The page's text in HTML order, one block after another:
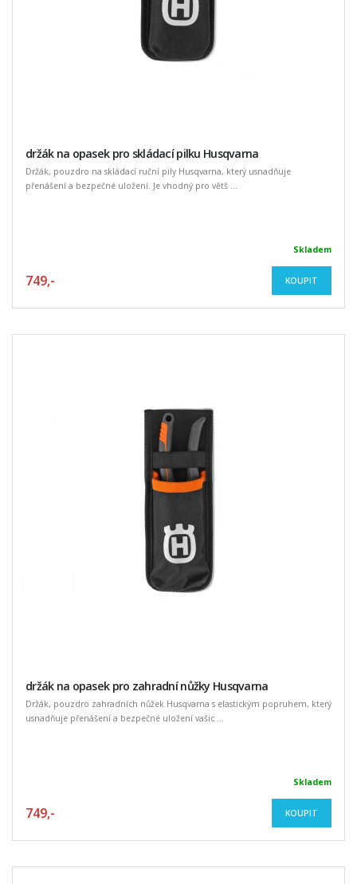
držák na opasek pro skládací pilku Husqvarna
Držák, pouzdro na skládací ruční pily Husqvarna, který usnadňuje
přenášení a bezpečné uložení. Je vhodný pro větš ...
Skladem
749,- KOUPIT
držák na opasek pro zahradní nůžky Husqvarna
Držák, pouzdro zahradních nůžek Husqvarna s elastickým popruhem, který
usnadňuje přenášení a bezpečné uložení vašic ...
Skladem
749,- KOUPIT